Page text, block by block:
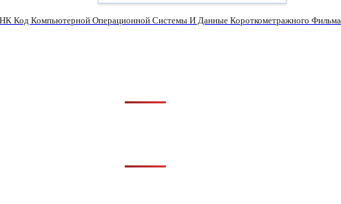
Код Компьютерной Операционной Системы И Данные Короткометражного Фильма